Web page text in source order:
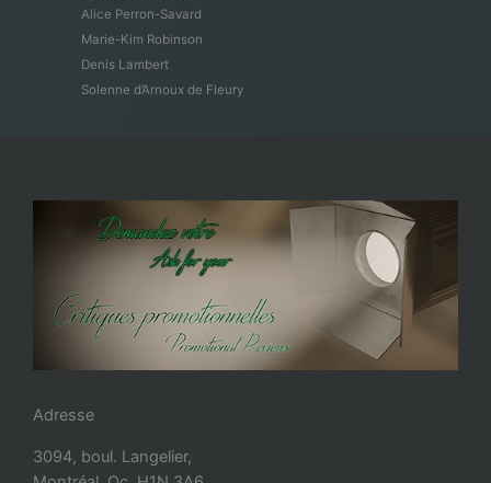
Alice Perron-Savard
Marie-Kim Robinson
Denis Lambert
Solenne d’Arnoux de Fleury
Adresse
3094, boul. Langelier,